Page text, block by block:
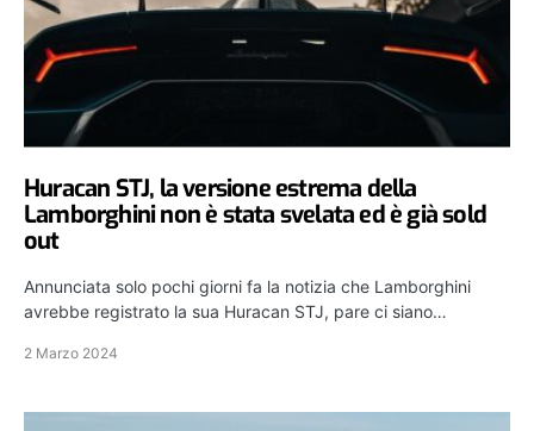
Huracan STJ, la versione estrema della
Lamborghini non è stata svelata ed è già sold
out
Annunciata solo pochi giorni fa la notizia che Lamborghini
avrebbe registrato la sua Huracan STJ, pare ci siano…
2 Marzo 2024